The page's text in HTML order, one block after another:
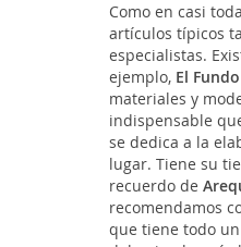
Como en casi
artículos típicos
especialistas.
ejemplo, El
materiales y
indispensable
se dedica a la
lugar. Tiene su
recuerdo de
recomendamos
que tiene todo